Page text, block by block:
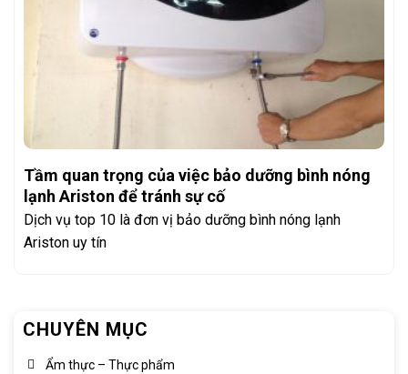
CHUYÊN MỤC
Ẩm thực – Thực phẩm
Tầm quan trọng của việc bảo dưỡng bình nóng
lạnh Ariston để tránh sự cố
Dịch vụ top 10 là đơn vị bảo dưỡng bình nóng lạnh
Ariston uy tín